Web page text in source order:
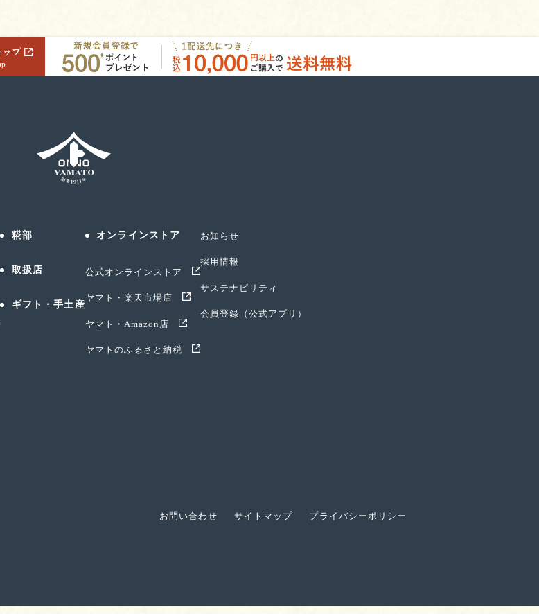
糀部
取扱店
ギフト・手土産
オンラインストア
公式オンラインストア
ヤマト・楽天市場店
ヤマト・Amazon店
ヤマトのふるさと納税
お知らせ
採用情報
サステナビリティ
会員登録（公式アプリ）
お問い合わせ
サイトマップ プライバシーポリシー